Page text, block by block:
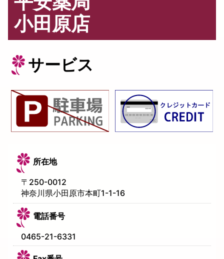
小田原店
サービス
所在地
〒 250-0012
神奈川県小田原市本町1-1-16
電話番号
0465-21-6331